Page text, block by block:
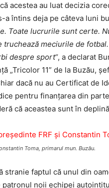
acestea au luat decizia
a întins deja pe câteva luni
Toate lucrurile sunt certe.
me­ciurile de
despre sport“, a declarat
„Tricolor 11” de la Buzău,
dacă nu au Certificat de
pentru finanţarea din
că aceastea sunt în
Toma, primarul mun. Buzău.
stranie faptul că unul din
noii echipei